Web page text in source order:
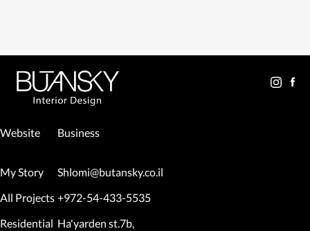
Website
My Story
All Projects
Residential
Business
Shlomi@butansky.co.il
+972-54-433-5535
Ha'yarden st.7b,